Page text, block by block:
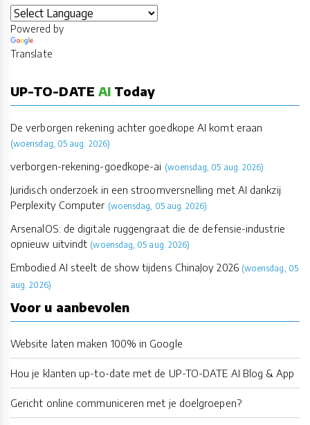
Powered by
Translate
UP-TO-DATE AI Today
De verborgen rekening achter goedkope AI komt eraan
(woensdag, 05 aug. 2026)
verborgen-rekening-goedkope-ai (woensdag, 05 aug. 2026)
Juridisch onderzoek in een stroomversnelling met AI dankzij
Perplexity Computer (woensdag, 05 aug. 2026)
ArsenalOS: de digitale ruggengraat die de defensie-industrie
opnieuw uitvindt (woensdag, 05 aug. 2026)
Embodied AI steelt de show tijdens ChinaJoy 2026 (woensdag, 05
aug. 2026)
Voor u aanbevolen
Website laten maken 100% in Google
Hou je klanten up-to-date met de UP-TO-DATE AI Blog & App
Gericht online communiceren met je doelgroepen?